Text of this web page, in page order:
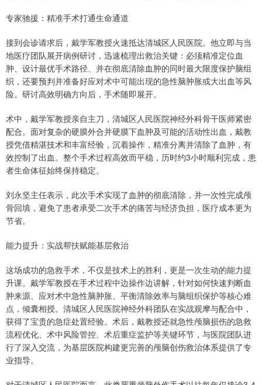
专家驰援：精准手术打通生命通道
接到会诊请求后，戴学军教授火速抵达清城区人民医院。他立即与当
地医疗团队展开病例研讨，迅速梳理出救治关键：必须精准定位血
肿、设计最优手术路径、并在彻底清除血肿的同时最大限度保护脑组
织，还要预判并准备好应对术中可能出现的急性脑肿胀或大出血等风
险。研讨高效明确方向后，手术随即展开。
术中，戴学军教授亲自主刀，清城区人民医院神经外科骨干医师紧密
配合。面对复杂的硬膜外合并硬膜下血肿及可能的活动性出血，戴教
授凭借精湛技术和丰富经验，沉着操作，精准分离并清除了血肿，有
效控制了出血。整个手术过程高效而平稳，历时约3小时顺利完成，患
者生命体征始终保持稳定。
刘永坚主任表示，此次手术实现了血肿的彻底清除，并一次性完成颅
骨回填，避免了患者承受二次手术的痛苦与经济负担，医疗成本更为
节省。
能力提升：实战帮扶赋能基层救治
这场成功的急救手术，不仅是技术上的胜利，更是一次生动的能力提
升课。戴学军教授在手术过程中边操作边讲解，针对如何快速判断血
肿来源、应对术中急性脑肿胀、平衡清除效率与脑组织保护等核心难
点，倾囊相授。清城区人民医院神经外科团队在实战观摩与配合中，
获得了宝贵的急症处置经验。术后，戴教授还就急性颅脑损伤的急救
流程优化、术中风险管控、术后重症监护等关键环节，与医院团队进
行了深入交流，为基层医院构建更完善的颅脑创伤救治体系提供了专
业指导。